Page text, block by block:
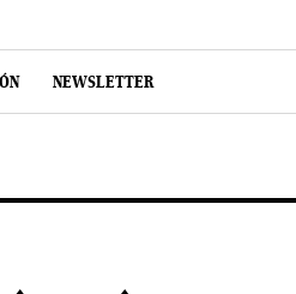
NEWSLETTER